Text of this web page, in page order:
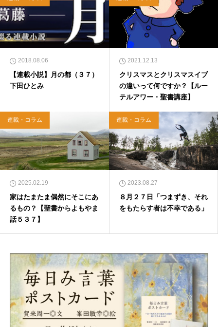
2018.08.06
【連載小説】月の都（３７）
下田ひとみ
2021.12.13
クリスマスとクリスマスイブ
の違いって何ですか？【ルー
テルアワー・聖書講座】
連載・コラム
2025.02.19
家はたまたま偶然にそこにあ
るもの？【聖書からよもやま
話５３７】
連載・コラム
2023.08.27
８月２７日「つまずき、それ
をもたらす者は不幸である」